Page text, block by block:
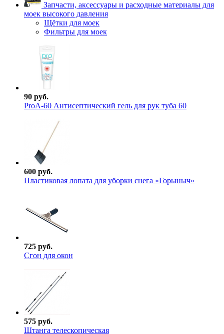
Запчасти, аксессуары и расходные материалы для
моек высокого давления
Щётки для моек
Фильтры для моек
90 руб.
ProА-60 Антисептический гель для рук туба 60
600 руб.
Пластиковая лопата для уборки снега «Горыныч»
725 руб.
Сгон для окон
575 руб.
Штанга телескопическая